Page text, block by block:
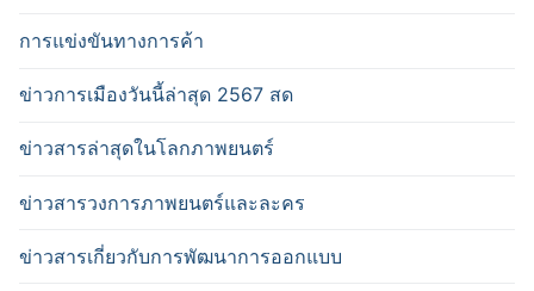
การแข่งขันทางการค้า
ข่าวการเมืองวันนี้ล่าสุด 2567 สด
ข่าวสารล่าสุดในโลกภาพยนตร์
ข่าวสารวงการภาพยนตร์และละคร
ข่าวสารเกี่ยวกับการพัฒนาการออกแบบ